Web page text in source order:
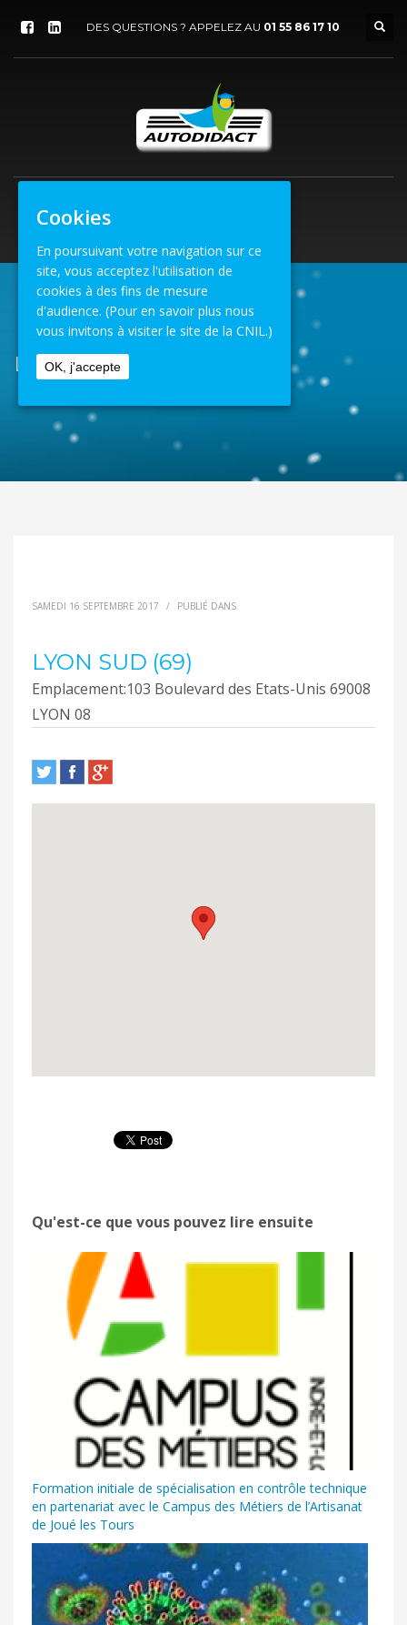
DES QUESTIONS ? APPELEZ AU 01 55 86 17 10
ACCUEIL VENUE LYON SUD (69)
LYON SUD (69)
SAMEDI 16 SEPTEMBRE 2017 / PUBLIÉ DANS
LYON SUD (69)
Emplacement:103 Boulevard des Etats-Unis 69008
LYON 08
Qu'est-ce que vous pouvez lire ensuite
Formation initiale de spécialisation en contrôle technique
en partenariat avec le Campus des Métiers de l’Artisanat
de Joué les Tours
Cookies
En poursuivant votre navigation sur ce
site, vous acceptez l'utilisation de
cookies à des fins de mesure
d'audience. (Pour en savoir plus nous
vous invitons à visiter le site de la CNIL.)
OK, j'accepte